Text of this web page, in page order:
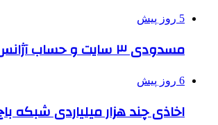
5 روز پیش
مسدودی ۳ سایت و حساب آژانس‌های متخلف فروش بلیت اربعین
6 روز پیش
اخاذی چند هزار میلیاردی شبکه